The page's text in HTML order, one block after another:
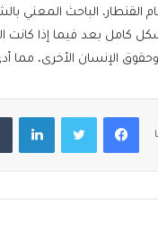
بشكل كامل بعد فيما إذا
الإنسان الأخرى، مما
فيسبوكتويتر